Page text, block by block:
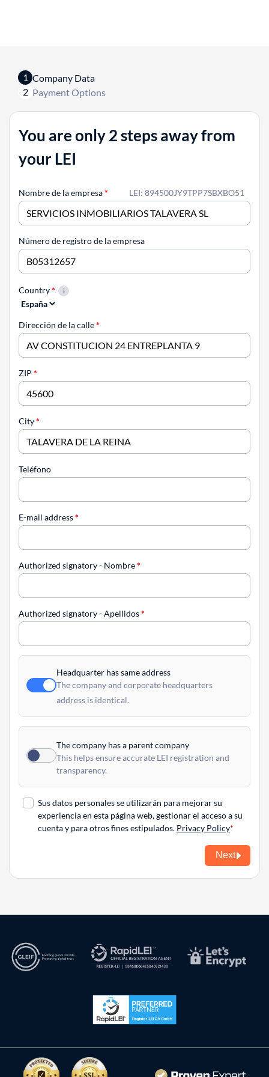
1 Company Data
2 Payment Options
You are only 2 steps away from
your LEI
LEI: 894500JY9TPP7SBXBO51
Nombre de la empresa*
Número de registro de la empresa
Country*
Dirección de la calle*
ZIP *
City*
Teléfono
E-mail address*
Authorized signatory - Nombre*
Authorized signatory - Apellidos*
Headquarter has same address
The company and corporate headquarters
address is identical.
The company has a parent company
This helps ensure accurate LEI registration and
transparency.
Sus datos personales se utilizarán para mejorar su
experiencia en esta página web, gestionar el acceso a su
cuenta y para otros fines estipulados. Privacy Policy
Next